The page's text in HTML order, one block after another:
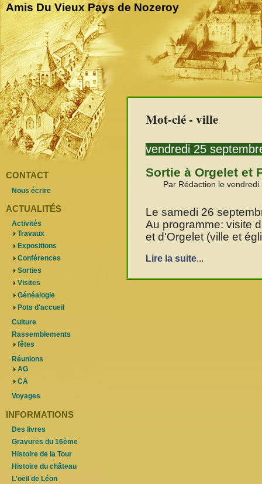
Amis Du Vieux Pays de Nozeroy
Mot-clé - ville
vendredi 25
Sortie à Orgelet et
Par Rédaction le
Le samedi 26
Au programme: visite
et d'Orgelet (ville et
Lire la suite...
CONTACT
Nous écrire
ACTUALITÉS
Activités
Travaux
Expositions
Conférences
Sorties
Visites
Généalogie
Pots d'accueil
Culture
Rassemblements
fêtes
Réunions
AG
CA
Voyages
INFORMATIONS
Des livres
Gravures du 16ème
Histoire de la Tour
Histoire du château
L'oeil de Léon